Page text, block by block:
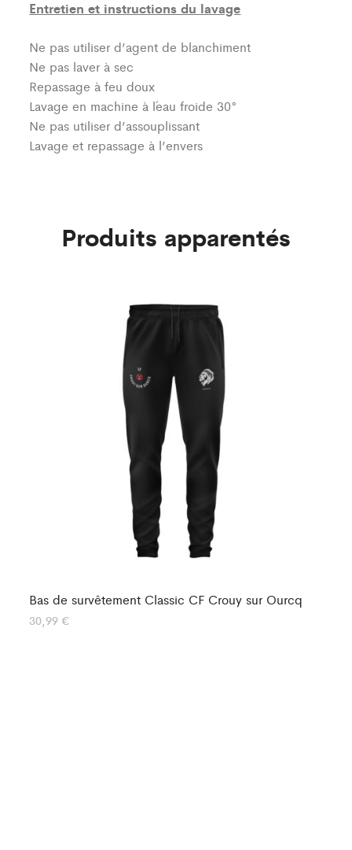
Entretien et instructions du lavage
Ne pas utiliser d’agent de blanchiment
Ne pas laver à sec
Repassage à feu doux
Lavage en machine à l´eau froide 30°
Ne pas utiliser d’assouplissant
Lavage et repassage à l’envers
Produits apparentés
Bas de survêtement Classic CF Crouy sur Ourcq
30,99 €